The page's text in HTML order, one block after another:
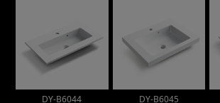
DY-B6044 DY-B6045